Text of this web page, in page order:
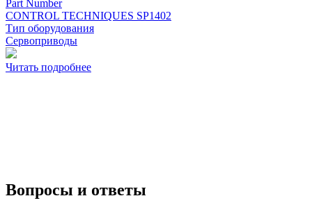
Part Number
CONTROL TECHNIQUES SP1402
Тип оборудования
Сервоприводы
Читать подробнее
Вопросы и ответы